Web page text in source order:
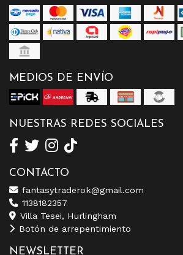
MEDIOS DE ENVÍO
NUESTRAS REDES SOCIALES
CONTACTO
fantasytraderok@gmail.com
1138182357
Villa Tesei, Hurlingham
Botón de arrepentimiento
NEWSLETTER